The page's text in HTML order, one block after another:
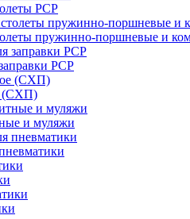
PCP
пружинно-поршневые и
PCP
(СХП)
и муляжи